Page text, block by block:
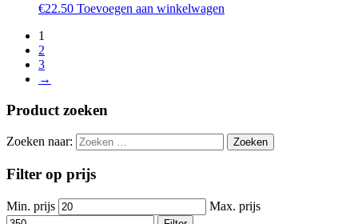
€22.50 Toevoegen aan winkelwagen
1
2
3
→
Product zoeken
Zoeken naar:
Filter op prijs
Min. prijs Max. prijs